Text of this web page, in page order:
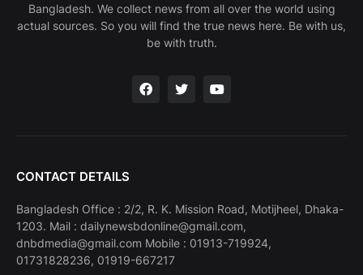
Bangladesh. We collect news from all over the world using
actual sources. So you will find the true news here. Be with us,
be with truth.
CONTACT DETAILS
Bangladesh Office : 2/2, R. K. Mission Road, Motijheel, Dhaka-
1203. Mail : dailynewsbdonline@gmail.com,
dnbdmedia@gmail.com Mobile : 01913-719924,
01731828236, 01919-667217